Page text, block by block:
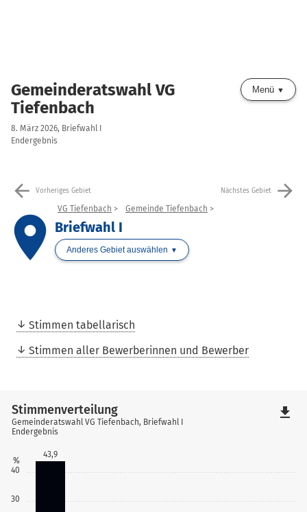
Gemeinderatswahl VG
Tiefenbach
8. März 2026, Briefwahl I
Endergebnis
Menü
arrow_back Vorheriges Gebiet Nächstes Gebiet arrow_forward
place
VG Tiefenbach Gemeinde Tiefenbach
Briefwahl I
Anderes Gebiet auswählen
Stimmen tabellarisch
Stimmen aller Bewerberinnen und Bewerber
30
40
%
43,9
Stimmenverteilung
Gemeinderatswahl VG Tiefenbach, Briefwahl I
Endergebnis
file_download